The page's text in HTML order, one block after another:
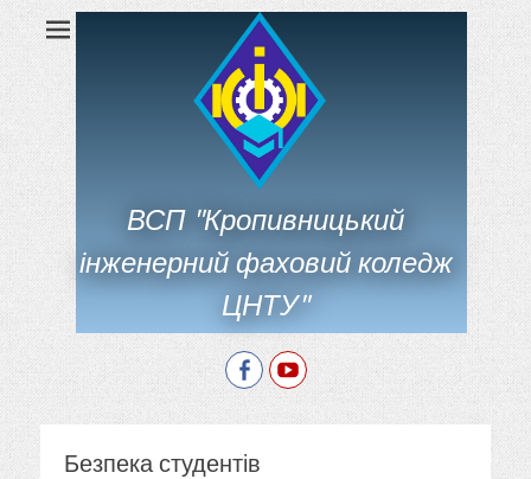
ВСП "Кропивницький
інженерний фаховий коледж
ЦНТУ"
FacebookYouTube
Безпека студентів